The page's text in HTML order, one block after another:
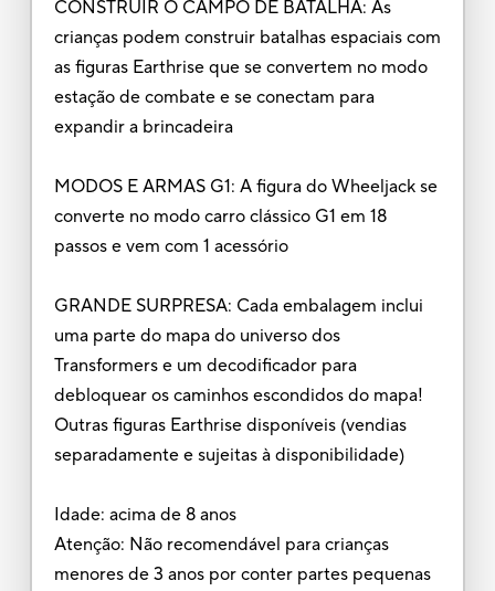
CONSTRUIR O CAMPO DE BATALHA: As
crianças podem construir batalhas espaciais com
as figuras Earthrise que se convertem no modo
estação de combate e se conectam para
expandir a brincadeira
MODOS E ARMAS G1: A figura do Wheeljack se
converte no modo carro clássico G1 em 18
passos e vem com 1 acessório
GRANDE SURPRESA: Cada embalagem inclui
uma parte do mapa do universo dos
Transformers e um decodificador para
debloquear os caminhos escondidos do mapa!
Outras figuras Earthrise disponíveis (vendias
separadamente e sujeitas à disponibilidade)
Idade: acima de 8 anos
Atenção: Não recomendável para crianças
menores de 3 anos por conter partes pequenas